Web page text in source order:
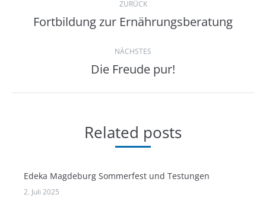
ZURÜCK
Vorheriger
Fortbildung zur Ernährungsberatung
NÄCHSTES
Nächster
Die Freude pur!
Related posts
Edeka Magdeburg Sommerfest und Testungen
2. Juli 2025